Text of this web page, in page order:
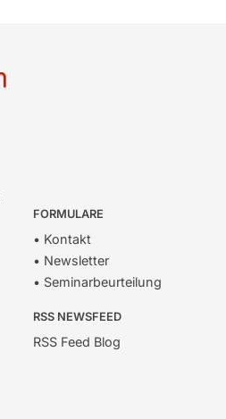
FORMULARE
• Kontakt
• Newsletter
• Seminarbeurteilung
RSS NEWSFEED
RSS Feed Blog